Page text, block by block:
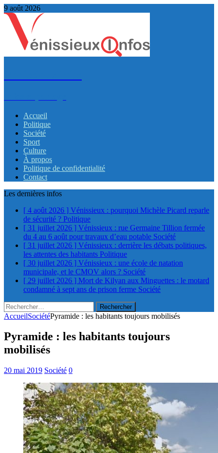
9 août 2026
Accueil
Politique
Société
Sport
Culture
À propos
Politique de confidentialité
Contact
Les dernières infos
[ 4 août 2026 ] Vénissieux : pourquoi Michèle Picard reparle
de sécurité ? Politique
[ 31 juillet 2026 ] Vénissieux : rue Germaine Tillion fermée
du 4 au 6 août pour travaux d’eau potable Société
[ 31 juillet 2026 ] Vénissieux : derrière les débats politiques,
les attentes des habitants Politique
[ 30 juillet 2026 ] Vénissieux : une école de natation
municipale, et le CMOV alors ? Société
[ 29 juillet 2026 ] Mort de Kilyan aux Minguettes : le motard
condamné à sept ans de prison ferme Société
Rechercher :
AccueilSociétéPyramide : les habitants toujours mobilisés
Pyramide : les habitants toujours
mobilisés
20 mai 2019 Société 0